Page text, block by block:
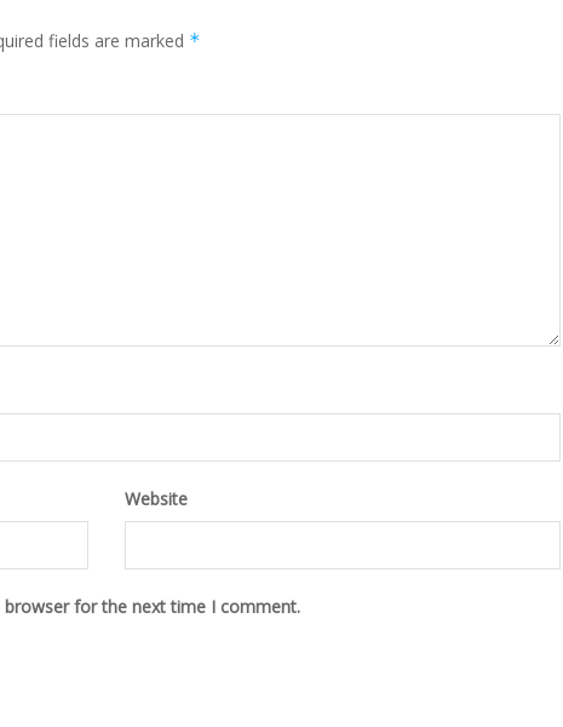
fields are marked *
Website
for the next time I comment.